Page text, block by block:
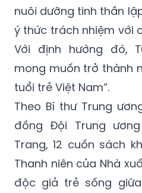
nuôi dưỡng tinh thần
ý thức trách nhiệm với
Với định hướng đó,
mong muốn trở thành
tuổi trẻ Việt Nam”.
Theo Bí thư Trung
đồng Đội Trung
Trang, 12 cuốn sách
Thanh niên của Nhà
độc giả trẻ sống